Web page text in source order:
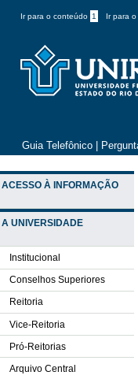
Ir para o conteúdo 1 Ir para o
Guia Telefônico
ACESSO À INFORMAÇÃO
A UNIVERSIDADE
Institucional
Conselhos Superiores
Reitoria
Vice-Reitoria
Pró-Reitorias
Arquivo Central